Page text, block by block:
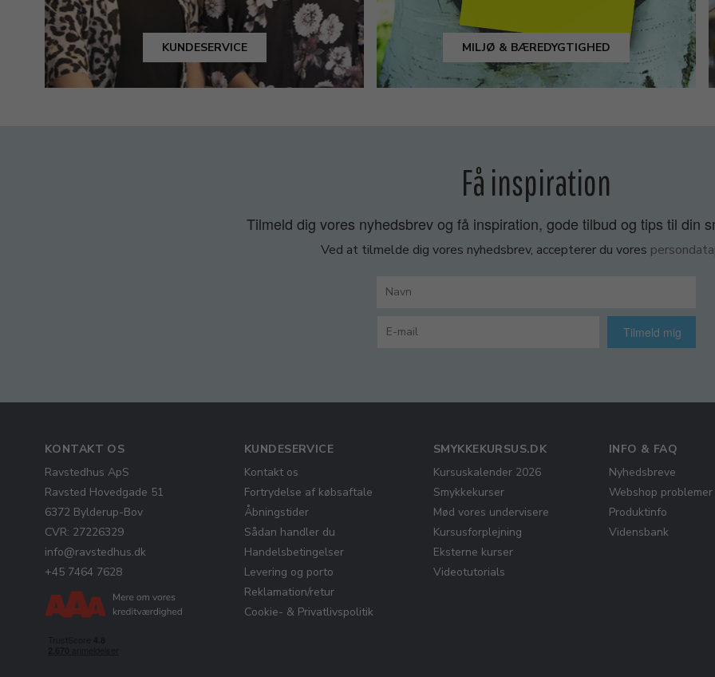
KUNDESERVICE MILJØ & BÆREDYGTIGHED
Få inspiration
Tilmeld dig vores nyhedsbrev og få inspiration, gode tilbud og tips til din
Ved at tilmelde dig vores nyhedsbrev, accepterer du vores
Tilmeld mig
KONTAKT OS
Ravstedhus ApS
Ravsted Hovedgade 51
6372 Bylderup-Bov
CVR: 27226329
info@ravstedhus.dk
+45 7464 7628
KUNDESERVICE
Kontakt os
Fortrydelse af købsaftale
Åbningstider
Sådan handler du
Handelsbetingelser
Levering og porto
Reklamation/retur
Cookie- & Privatlivspolitik
SMYKKEKURSUS.DK
Kursuskalender 2026
Smykkekurser
Mød vores undervisere
Kursusforplejning
Eksterne kurser
Videotutorials
INFO & FAQ
Nyhedsbreve
Webshop problemer
Produktinfo
Vidensbank